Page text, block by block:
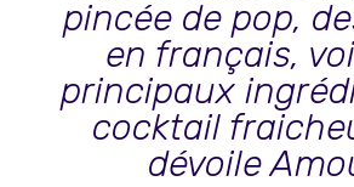
pincée de pop,
en français,
principaux
cocktail
dévoile